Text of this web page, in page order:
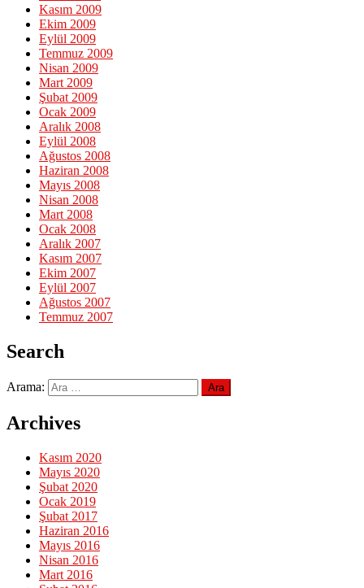
Kasım 2009
Ekim 2009
Eylül 2009
Temmuz 2009
Nisan 2009
Mart 2009
Şubat 2009
Ocak 2009
Aralık 2008
Eylül 2008
Ağustos 2008
Haziran 2008
Mayıs 2008
Nisan 2008
Mart 2008
Ocak 2008
Aralık 2007
Kasım 2007
Ekim 2007
Eylül 2007
Ağustos 2007
Temmuz 2007
Search
Arama:
Archives
Kasım 2020
Mayıs 2020
Şubat 2020
Ocak 2019
Şubat 2017
Haziran 2016
Mayıs 2016
Nisan 2016
Mart 2016